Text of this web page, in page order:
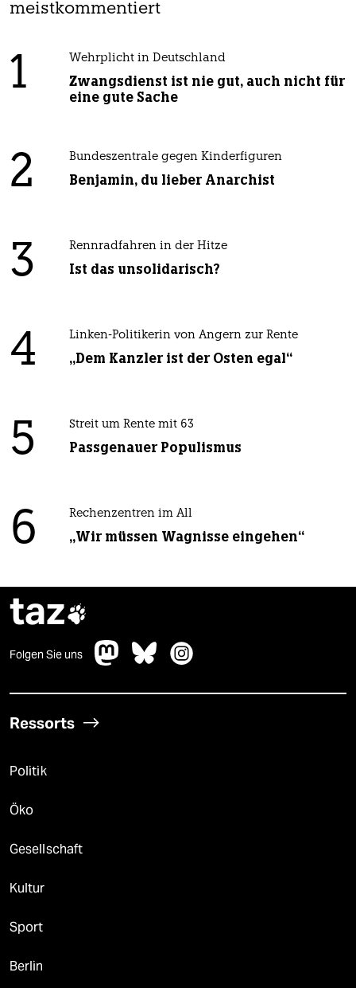
meistkommentiert
1 Wehrplicht in Deutschland
Zwangsdienst ist nie gut, auch nicht für
eine gute Sache
2 Bundeszentrale gegen Kinderfiguren
Benjamin, du lieber Anarchist
3 Rennradfahren in der Hitze
Ist das unsolidarisch?
4 Linken-Politikerin von Angern zur Rente
„Dem Kanzler ist der Osten egal“
5 Streit um Rente mit 63
Passgenauer Populismus
6 Rechenzentren im All
„Wir müssen Wagnisse eingehen“
taz
Folgen Sie uns
Ressorts
Politik
Öko
Gesellschaft
Kultur
Sport
Berlin